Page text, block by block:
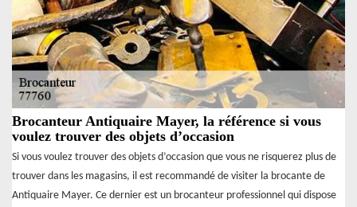
Brocanteur Antiquaire Mayer, la référence si vous
voulez trouver des objets d’occasion
Si vous voulez trouver des objets d’occasion que vous ne risquerez plus de
trouver dans les magasins, il est recommandé de visiter la brocante de
Antiquaire Mayer. Ce dernier est un brocanteur professionnel qui dispose